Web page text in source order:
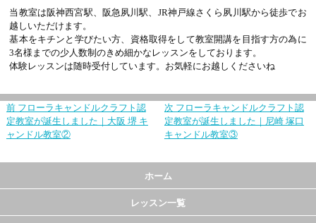
当教室は阪神西宮駅、阪急夙川駅、JR神戸線さくら夙川駅から徒歩でお
越しいただけます。
基本をキチンと学びたい方、資格取得をして教室開講を目指す方の為に
3名様までの少人数制のきめ細かなレッスンをしております。
体験レッスンは随時受付しています。お気軽にお越しくださいね
前 フローラキャンドルクラフト認
定教室が誕生しました｜大阪 堺 キ
ャンドル教室②
次 フローラキャンドルクラフト認
定教室が誕生しました｜尼崎 塚口
キャンドル教室③
ホーム
レッスン一覧